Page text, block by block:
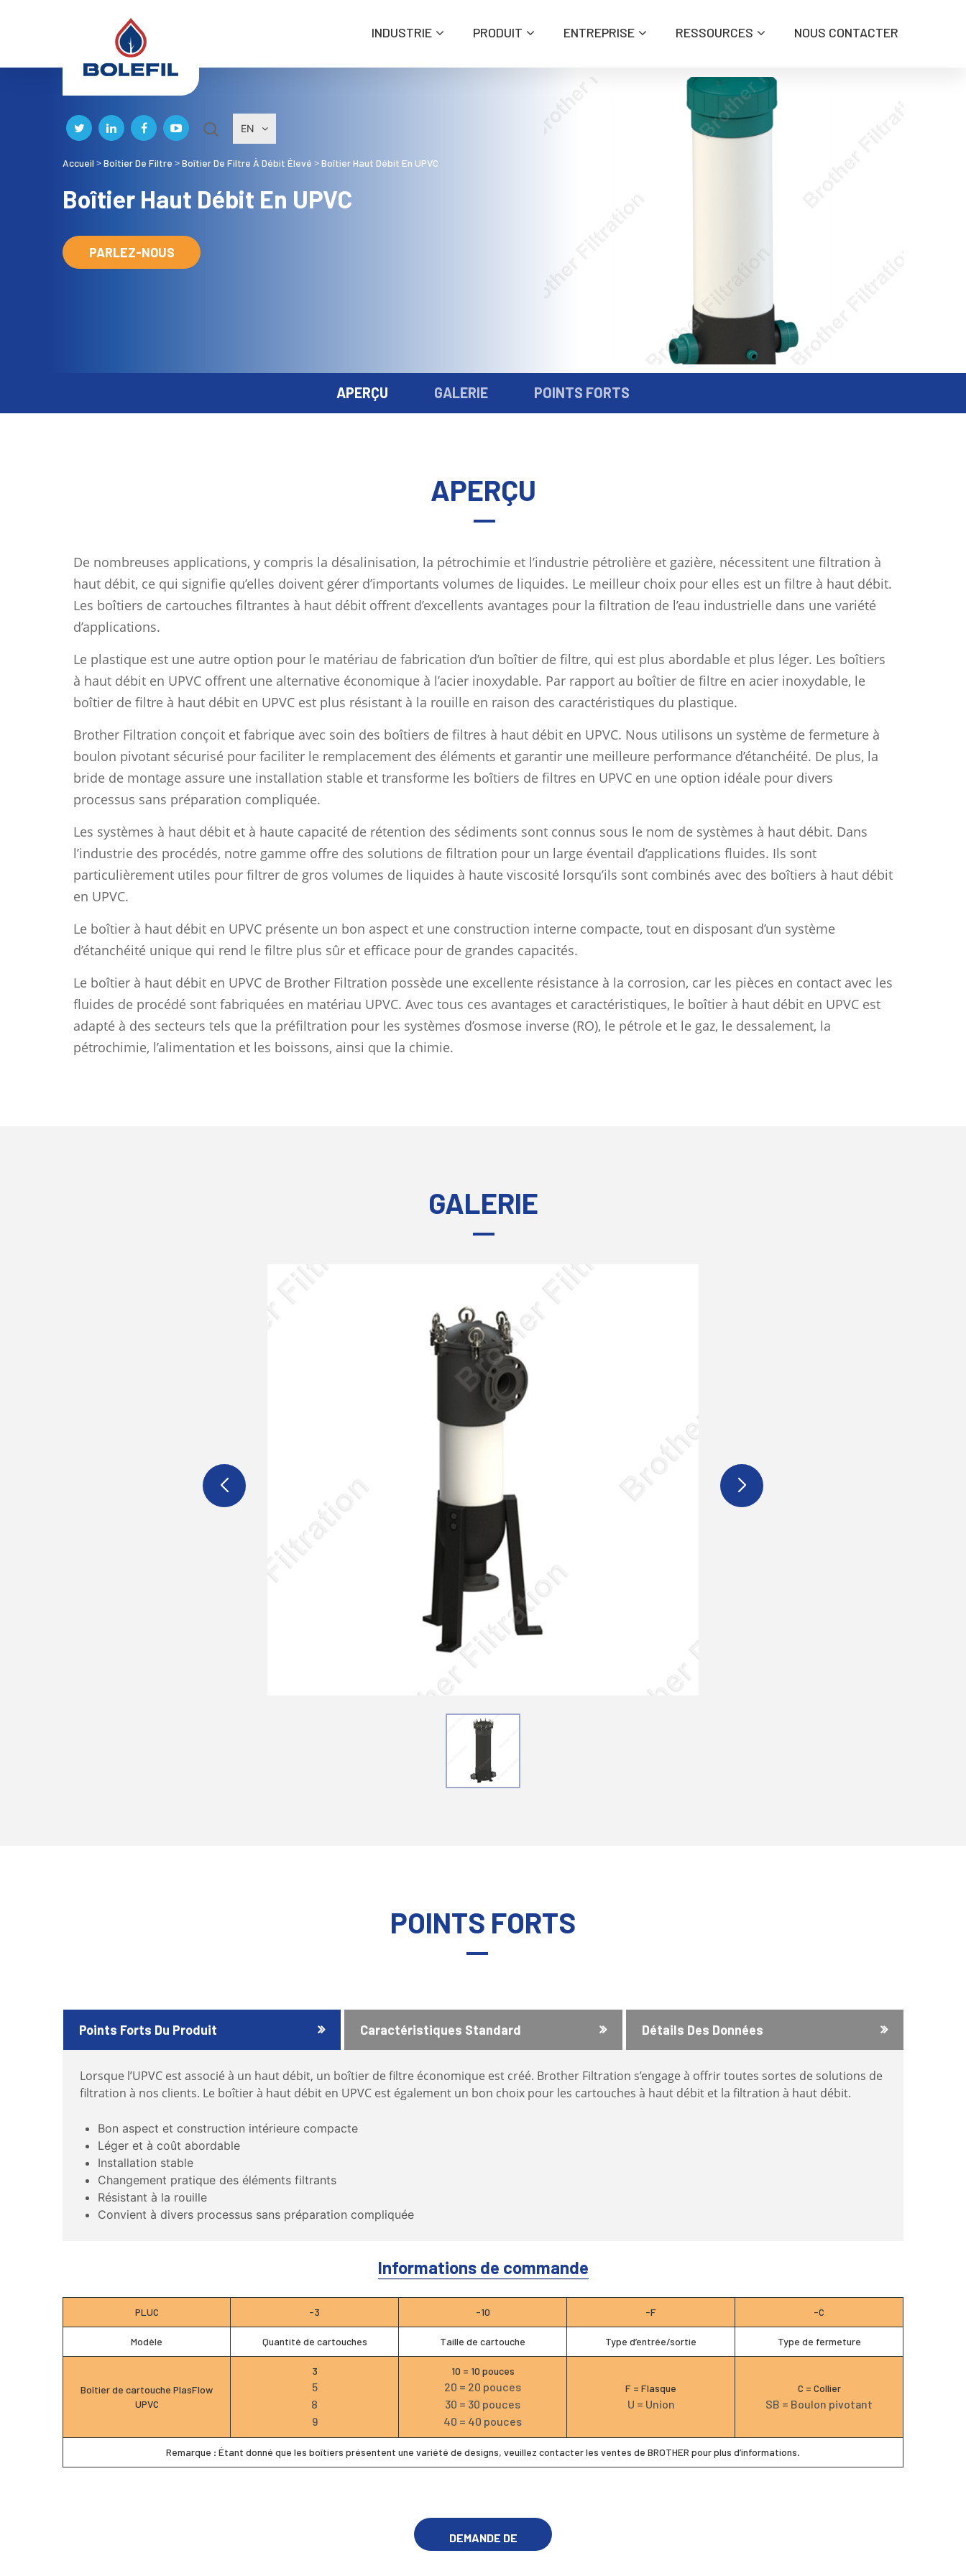
INDUSTRIE PRODUIT ENTREPRISE RESSOURCES NOUS CONTACTER
EN
Accueil >Boîtier De Filtre >Boîtier De Filtre À Débit Élevé >Boîtier Haut Débit En UPVC
Boîtier Haut Débit En UPVC
PARLEZ-NOUS
APERÇU GALERIE POINTS FORTS
APERÇU
De nombreuses applications, y compris la désalinisation, la pétrochimie et l’industrie pétrolière et gazière, nécessitent une filtration à
haut débit, ce qui signifie qu’elles doivent gérer d’importants volumes de liquides. Le meilleur choix pour elles est un filtre à haut débit.
Les boîtiers de cartouches filtrantes à haut débit offrent d’excellents avantages pour la filtration de l’eau industrielle dans une variété
d’applications.
Le plastique est une autre option pour le matériau de fabrication d’un boîtier de filtre, qui est plus abordable et plus léger. Les boîtiers
à haut débit en UPVC offrent une alternative économique à l’acier inoxydable. Par rapport au boîtier de filtre en acier inoxydable, le
boîtier de filtre à haut débit en UPVC est plus résistant à la rouille en raison des caractéristiques du plastique.
Brother Filtration conçoit et fabrique avec soin des boîtiers de filtres à haut débit en UPVC. Nous utilisons un système de fermeture à
boulon pivotant sécurisé pour faciliter le remplacement des éléments et garantir une meilleure performance d’étanchéité. De plus, la
bride de montage assure une installation stable et transforme les boîtiers de filtres en UPVC en une option idéale pour divers
processus sans préparation compliquée.
Les systèmes à haut débit et à haute capacité de rétention des sédiments sont connus sous le nom de systèmes à haut débit. Dans
l’industrie des procédés, notre gamme offre des solutions de filtration pour un large éventail d’applications fluides. Ils sont
particulièrement utiles pour filtrer de gros volumes de liquides à haute viscosité lorsqu’ils sont combinés avec des boîtiers à haut débit
en UPVC.
Le boîtier à haut débit en UPVC présente un bon aspect et une construction interne compacte, tout en disposant d’un système
d’étanchéité unique qui rend le filtre plus sûr et efficace pour de grandes capacités.
Le boîtier à haut débit en UPVC de Brother Filtration possède une excellente résistance à la corrosion, car les pièces en contact avec les
fluides de procédé sont fabriquées en matériau UPVC. Avec tous ces avantages et caractéristiques, le boîtier à haut débit en UPVC est
adapté à des secteurs tels que la préfiltration pour les systèmes d’osmose inverse (RO), le pétrole et le gaz, le dessalement, la
pétrochimie, l’alimentation et les boissons, ainsi que la chimie.
GALERIE
POINTS FORTS
Points Forts Du Produit Caractéristiques Standard Détails Des Données
Lorsque l’UPVC est associé à un haut débit, un boîtier de filtre économique est créé. Brother Filtration s’engage à offrir toutes sortes de solutions de
filtration à nos clients. Le boîtier à haut débit en UPVC est également un bon choix pour les cartouches à haut débit et la filtration à haut débit.
Bon aspect et construction intérieure compacte
Léger et à coût abordable
Installation stable
Changement pratique des éléments filtrants
Résistant à la rouille
Convient à divers processus sans préparation compliquée
Informations de commande
PLUC -3 -10 -F -C
Modèle Quantité de cartouches Taille de cartouche Type d’entrée/sortie Type de fermeture
Boîtier de cartouche PlasFlow
UPVC
3
5
8
9
10 = 10 pouces
20 = 20 pouces
30 = 30 pouces
40 = 40 pouces
F = Flasque
U = Union
C = Collier
SB = Boulon pivotant
Remarque : Étant donné que les boîtiers présentent une variété de designs, veuillez contacter les ventes de BROTHER pour plus d’informations.
DEMANDE DE